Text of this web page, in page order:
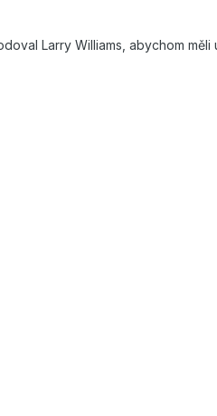
Larry Williams, abychom měli